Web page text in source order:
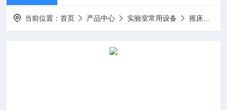
当前位置：首页 产品中心 实验室常用设备 摇床